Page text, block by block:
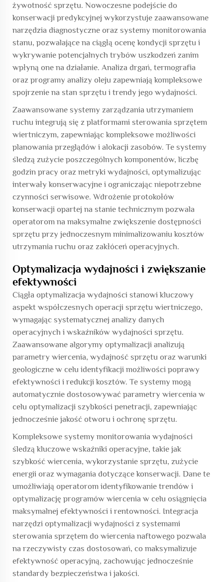
żywotność sprzętu. Nowoczesne podejście do
konserwacji predykcyjnej wykorzystuje zaawansowane
narzędzia diagnostyczne oraz systemy monitorowania
stanu, pozwalające na ciągłą ocenę kondycji sprzętu i
wykrywanie potencjalnych trybów uszkodzeń zanim
wpłyną one na działanie. Analiza drgań, termografia
oraz programy analizy oleju zapewniają kompleksowe
spojrzenie na stan sprzętu i trendy jego wydajności.
Zaawansowane systemy zarządzania utrzymaniem
ruchu integrują się z platformami sterowania sprzętem
wiertniczym, zapewniając kompleksowe możliwości
planowania przeglądów i alokacji zasobów. Te systemy
śledzą zużycie poszczególnych komponentów, liczbę
godzin pracy oraz metryki wydajności, optymalizując
interwały konserwacyjne i ograniczając niepotrzebne
czynności serwisowe. Wdrożenie protokołów
konserwacji opartej na stanie technicznym pozwala
operatorom na maksymalne zwiększenie dostępności
sprzętu przy jednoczesnym minimalizowaniu kosztów
utrzymania ruchu oraz zakłóceń operacyjnych.
Optymalizacja wydajności i zwiększanie
efektywności
Ciągła optymalizacja wydajności stanowi kluczowy
aspekt współczesnych operacji sprzętu wiertniczego,
wymagając systematycznej analizy danych
operacyjnych i wskaźników wydajności sprzętu.
Zaawansowane algorymy optymalizacji analizują
parametry wiercenia, wydajność sprzętu oraz warunki
geologiczne w celu identyfikacji możliwości poprawy
efektywności i redukcji kosztów. Te systemy mogą
automatycznie dostosowywać parametry wiercenia w
celu optymalizacji szybkości penetracji, zapewniając
jednocześnie jakość otworu i ochronę sprzętu.
Kompleksowe systemy monitorowania wydajności
śledzą kluczowe wskaźniki operacyjne, takie jak
szybkość wiercenia, wykorzystanie sprzętu, zużycie
energii oraz wymagania dotyczące konserwacji. Dane te
umożliwiają operatorom identyfikowanie trendów i
optymalizację programów wiercenia w celu osiągnięcia
maksymalnej efektywności i rentowności. Integracja
narzędzi optymalizacji wydajności z systemami
sterowania sprzętem do wiercenia naftowego pozwala
na rzeczywisty czas dostosowań, co maksymalizuje
efektywność operacyjną, zachowując jednocześnie
standardy bezpieczeństwa i jakości.